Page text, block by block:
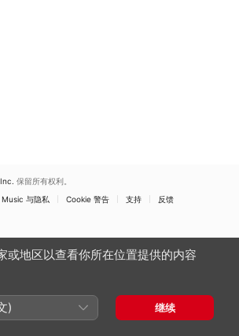
保留所有权利。
与隐私 Cookie 警告 支持 反馈
或地区以查看你所在位置提供的内容
) 继续